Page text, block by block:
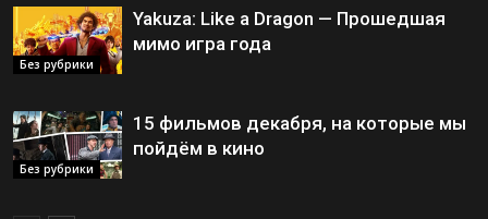
Без рубрики
Yakuza: Like a Dragon — Прошедшая
мимо игра года
Без рубрики
15 фильмов декабря, на которые мы
пойдём в кино